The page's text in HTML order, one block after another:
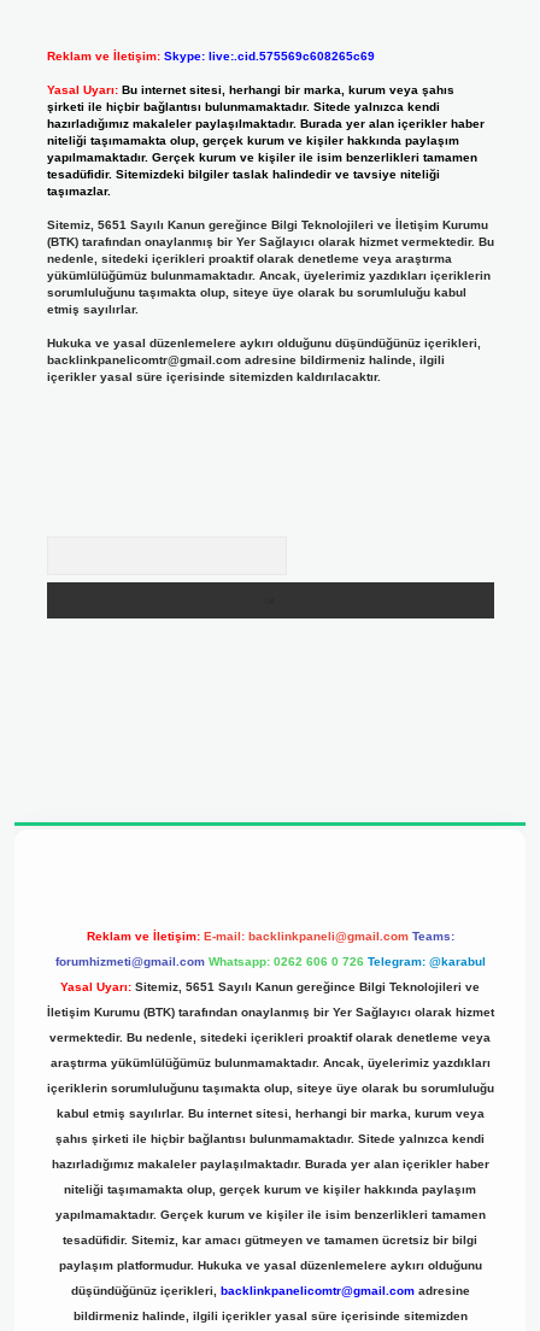
Reklam ve İletişim: Skype: live:.cid.575569c608265c69
Yasal Uyarı: Bu internet sitesi, herhangi bir marka, kurum veya şahıs
şirketi ile hiçbir bağlantısı bulunmamaktadır. Sitede yalnızca kendi
hazırladığımız makaleler paylaşılmaktadır. Burada yer alan içerikler haber
niteliği taşımamakta olup, gerçek kurum ve kişiler hakkında paylaşım
yapılmamaktadır. Gerçek kurum ve kişiler ile isim benzerlikleri tamamen
tesadüfidir. Sitemizdeki bilgiler taslak halindedir ve tavsiye niteliği
taşımazlar.
Sitemiz, 5651 Sayılı Kanun gereğince Bilgi Teknolojileri ve İletişim Kurumu
(BTK) tarafından onaylanmış bir Yer Sağlayıcı olarak hizmet vermektedir. Bu
nedenle, sitedeki içerikleri proaktif olarak denetleme veya araştırma
yükümlülüğümüz bulunmamaktadır. Ancak, üyelerimiz yazdıkları içeriklerin
sorumluluğunu taşımakta olup, siteye üye olarak bu sorumluluğu kabul
etmiş sayılırlar.
Hukuka ve yasal düzenlemelere aykırı olduğunu düşündüğünüz içerikleri,
backlinkpanelicomtr@gmail.comadresine bildirmeniz halinde, ilgili
içerikler yasal süre içerisinde sitemizden kaldırılacaktır.
Reklam ve İletişim: E-mail: backlinkpaneli@gmail.com Teams:
forumhizmeti@gmail.com Whatsapp: 0262 606 0 726 Telegram: @karabul
Yasal Uyarı: Sitemiz, 5651 Sayılı Kanun gereğince Bilgi Teknolojileri ve
İletişim Kurumu (BTK) tarafından onaylanmış bir Yer Sağlayıcı olarak hizmet
vermektedir. Bu nedenle, sitedeki içerikleri proaktif olarak denetleme veya
araştırma yükümlülüğümüz bulunmamaktadır. Ancak, üyelerimiz yazdıkları
içeriklerin sorumluluğunu taşımakta olup, siteye üye olarak bu sorumluluğu
kabul etmiş sayılırlar. Bu internet sitesi, herhangi bir marka, kurum veya
şahıs şirketi ile hiçbir bağlantısı bulunmamaktadır. Sitede yalnızca kendi
hazırladığımız makaleler paylaşılmaktadır. Burada yer alan içerikler haber
niteliği taşımamakta olup, gerçek kurum ve kişiler hakkında paylaşım
yapılmamaktadır. Gerçek kurum ve kişiler ile isim benzerlikleri tamamen
tesadüfidir. Sitemiz, kar amacı gütmeyen ve tamamen ücretsiz bir bilgi
paylaşım platformudur. Hukuka ve yasal düzenlemelere aykırı olduğunu
düşündüğünüz içerikleri, backlinkpanelicomtr@gmail.comadresine
bildirmeniz halinde, ilgili içerikler yasal süre içerisinde sitemizden